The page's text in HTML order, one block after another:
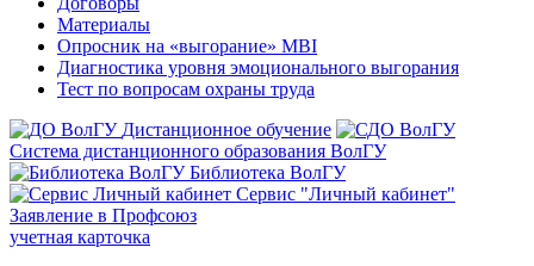
Материалы
Опросник на «выгорание» MBI
Диагностика уровня эмоционального выгорания
Тест по вопросам охраны труда
Дистанционное обучение
Система дистанционного образования ВолГУ
Библиотека ВолГУ
Сервис "Личный кабинет"
Заявление в Профсоюз
учетная карточка